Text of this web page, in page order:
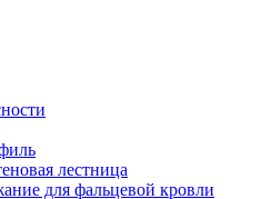
лестница
для фальцевой кровли